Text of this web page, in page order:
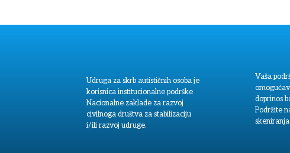
Udruga za skrb autističnih osoba je
korisnica institucionalne podrške
Nacionalne zaklade za razvoj
civilnoga društva za stabilizaciju
i/ili razvoj udruge.
Vaša
doprinos
Podržite